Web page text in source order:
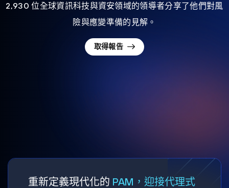
2,930 位全球資訊科技與資安領域的領導者分享了他們對風
險與應變準備的見解。
取得報告
重新定義現代化的 PAM，迎接代理式